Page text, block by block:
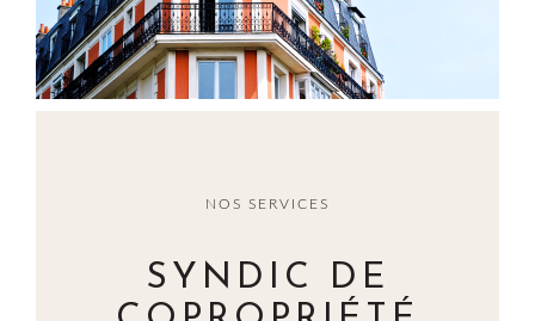
NOS SERVICES
SYNDIC DE